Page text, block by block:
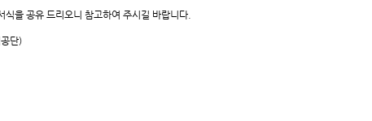
식을 공유 드리오니 참고하여 주시길 바랍니다.
단)